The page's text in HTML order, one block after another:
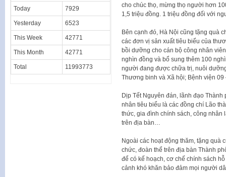
cho chúc thọ, mừng thọ người hơn
1,5 triệu đồng. 1 triệu đồng đối với
Bên cạnh đó, Hà Nội cũng tặng quà
các đơn vị sản xuất tiêu biểu của
bồi dưỡng cho cán bộ công nhân
nghìn đồng và bổ sung thêm 100
người đang được chữa trị, nuôi
Thương binh và Xã hội; Bệnh viện 09
Dịp Tết Nguyên đán, lãnh đạo Thành
nhân tiêu biểu là các đồng chí Lão
thức, gia đình chính sách, công nhân
trên địa bàn…
Ngoài các hoạt động thăm, tặng quà
chức, đoàn thể trên địa bàn Thành
để có kế hoạch, cơ chế chính sách
cảnh khó khăn bảo đảm mọi người
Today 7929
Yesterday 6523
This Week 42771
This Month 42771
Total 11993773